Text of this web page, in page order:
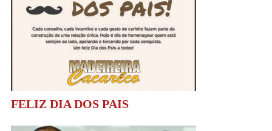
FELIZ DIA DOS PAIS